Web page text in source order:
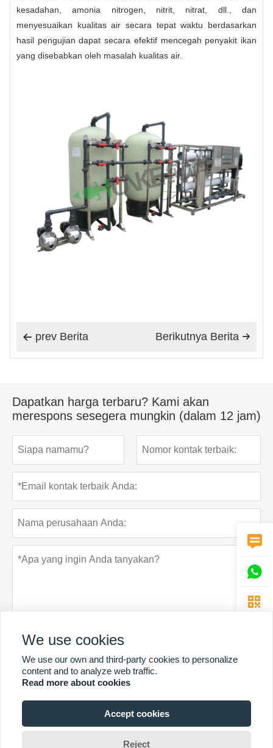
kesadahan, amonia nitrogen, nitrit, nitrat, dll., dan
menyesuaikan kualitas air secara tepat waktu berdasarkan
hasil pengujian dapat secara efektif mencegah penyakit ikan
yang disebabkan oleh masalah kualitas air.
 prev Berita 
Berikutnya Berita
Dapatkan harga terbaru? Kami akan
merespons sesegera mungkin (dalam 12 jam)
Menyerahkan Rahasia pribadi
LEBIH BANYAK LAYANAN
Hak Cipta Oleh © Guangzhou Chunke Environmental Technology Co.



We use cookies
We use our own and third-party cookies to personalize
content and to analyze web traffic.
Read more about cookies
Accept cookies
Reject